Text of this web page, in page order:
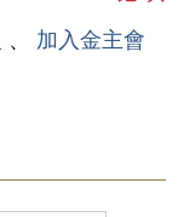
、 加入金主會